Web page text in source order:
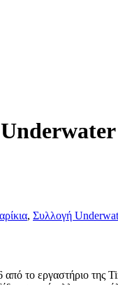
, Συλλογή
το εργαστήριο της